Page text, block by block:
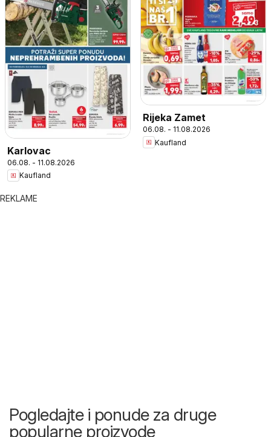
Karlovac
06.08. - 11.08.2026
Kaufland
Rijeka Zamet
06.08. - 11.08.2026
Kaufland
REKLAME
Pogledajte i ponude za druge
popularne proizvode